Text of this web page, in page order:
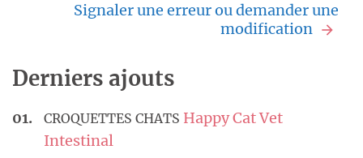
Signaler une erreur ou demander une
modification
Derniers ajouts
CROQUETTES CHATS Happy Cat Vet
Intestinal